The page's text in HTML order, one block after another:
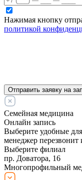
Нажимая кнопку
политикой
Отправить заявку на
Семейная медицина
Онлайн запись
Выберите удобные
менеджер перезвонит
Выберите филиал
пр. Доватора, 16
Многопрофильный